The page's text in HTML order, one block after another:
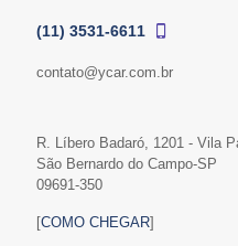
(11) 3531-6611
contato@ycar.com.br
R. Líbero Badaró, 1201 - Vila
São Bernardo do Campo-SP
09691-350
[COMO CHEGAR]